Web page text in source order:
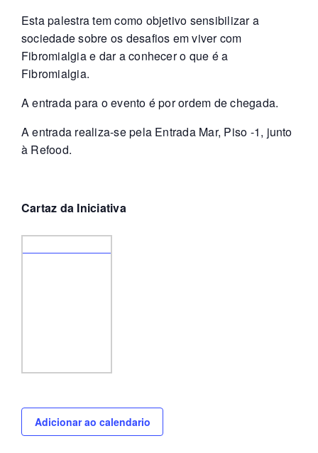
Esta palestra tem como objetivo sensibilizar a
sociedade sobre os desafios em viver com
Fibromialgia e dar a conhecer o que é a
Fibromialgia.
A entrada para o evento é por ordem de chegada.
A entrada realiza-se pela Entrada Mar, Piso -1, junto
à Refood.
Cartaz da Iniciativa
Adicionar ao calendario